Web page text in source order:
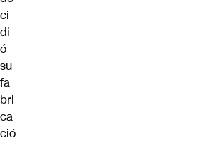
ci
di
ó
su
fa
bri
ca
ció